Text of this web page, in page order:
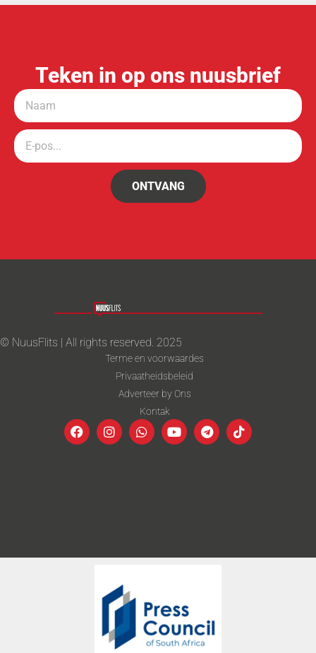
Teken in op ons nuusbrief
ONTVANG
© NuusFlits | All rights reserved. 2025
Terme en voorwaardes
Privaatheidsbeleid
Adverteer by Ons
Kontak